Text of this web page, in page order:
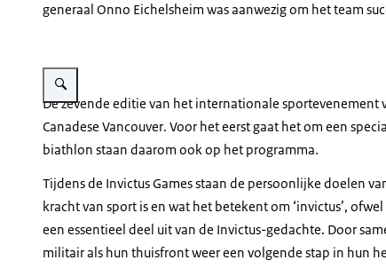
generaal Onno Eichelsheim was aanwezig om het team
Vergroot afbeelding Een groep militaire sporters op een teamfoto.
De zevende editie van het internationale
Canadese Vancouver. Voor het eerst gaat het om een
biathlon staan daarom ook op het programma.
Tijdens de InvictusGamesstaan de persoonlijke doelen
kracht van sport is en wat het betekent om ‘invictus’,
een essentieel deel uit van de Invictus-gedachte. Door
militair als hun thuisfront weer een volgende stap in hun